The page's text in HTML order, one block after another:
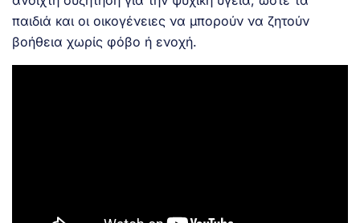
παιδιά και οι οικογένειες να μπορούν να ζητούν
βοήθεια χωρίς φόβο ή ενοχή.